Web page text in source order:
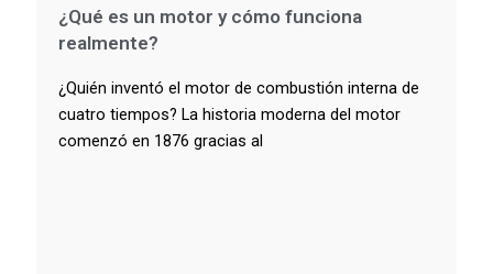
¿Qué es un motor y cómo funciona
realmente?
¿Quién inventó el motor de combustión interna de
cuatro tiempos? La historia moderna del motor
comenzó en 1876 gracias al